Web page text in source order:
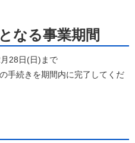
なる事業期間
28日(日)まで
続きを期間内に完了してくだ